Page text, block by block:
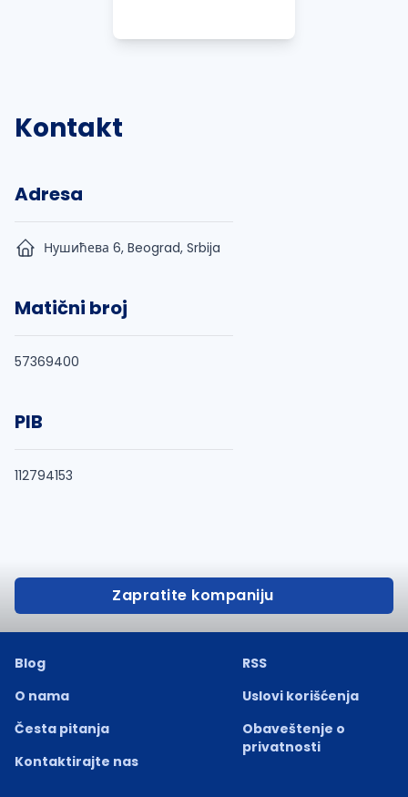
Kontakt
Adresa
Нушићева 6, Beograd, Srbija
Matični broj
57369400
PIB
112794153
Zapratite kompaniju
Blog
O nama
Česta pitanja
Kontaktirajte nas
RSS
Uslovi korišćenja
Obaveštenje o
privatnosti